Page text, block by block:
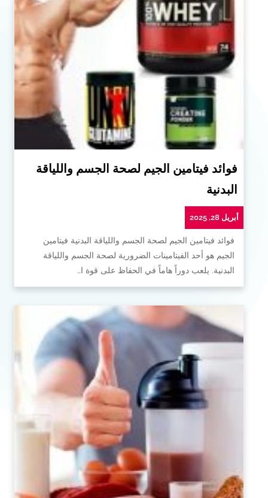
فوائد فيتامين الجيم لصحة الجسم واللياقة
البدنية
أبريل 28, 2025
فوائد فيتامين الجيم لصحة الجسم واللياقة البدنية فيتامين
الجيم هو أحد الفيتامينات الضرورية لصحة الجسم واللياقة
البدنية. يلعب دوراً هاماً في الحفاظ على قوة ا…